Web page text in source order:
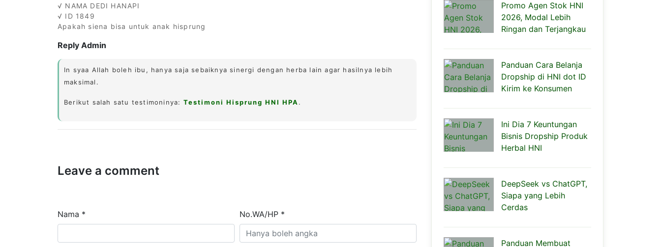
√ NAMA DEDI HANAPI
√ ID 1849
Apakah siena bisa untuk anak hisprung
Reply Admin
In syaa Allah boleh ibu, hanya saja sebaiknya sinergi dengan herba lain agar hasilnya lebih
maksimal.
Berikut salah satu testimoninya: Testimoni Hisprung HNI HPA .
Leave a comment
Nama * No.WA/HP *
Promo Agen Stok HNI
2026, Modal Lebih
Ringan dan Terjangkau
Panduan Cara Belanja
Dropship di HNI dot ID
Kirim ke Konsumen
Ini Dia 7 Keuntungan
Bisnis Dropship Produk
Herbal HNI
DeepSeek vs ChatGPT,
Siapa yang Lebih
Cerdas
Panduan Membuat